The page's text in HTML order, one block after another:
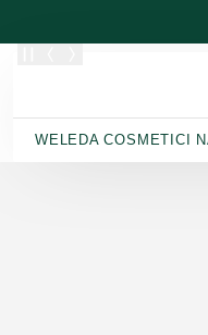
WELEDA COSMETICI